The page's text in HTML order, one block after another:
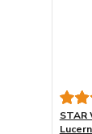
STAR